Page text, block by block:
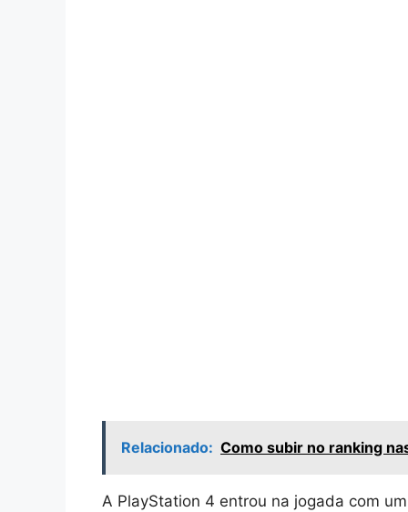
Relacionado: Como subir no ranking
A PlayStation 4 entrou na jogada com